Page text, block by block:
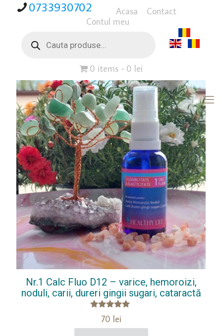
0733930702 Acasa
Contact
Contul meu
search
0 items 0 lei
Nr.1 Calc Fluo D12 – varice, hemoroizi,
noduli, carii, dureri gingii sugari, cataractă
Evaluat la
5.00
din 5
70 lei